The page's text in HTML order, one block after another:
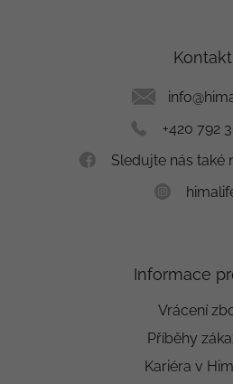
Kontakt
info@
+420 792
Sledujte nás také
Informace
Vrácení
Příběhy
Kariéra v